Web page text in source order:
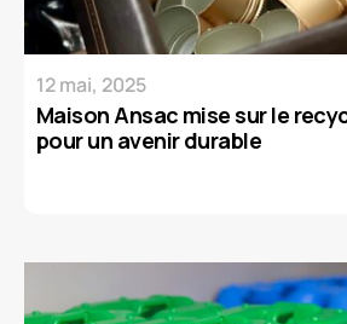
12 mai, 2025
Maison Ansac mise sur le
pour un avenir durable